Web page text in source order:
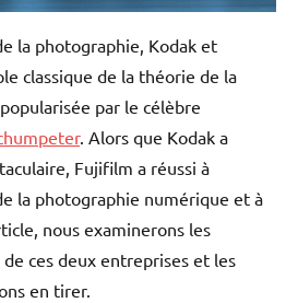
la photographie, Kodak et
classique de la théorie de la
par le célèbre
. Alors que Kodak a
Fujifilm a réussi à
la photographie numérique et à
nous examinerons les
ces deux entreprises et les
en tirer.